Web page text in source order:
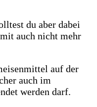
du aber dabei
auch nicht mehr
auf der
auch im
werden darf.